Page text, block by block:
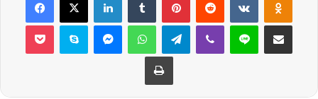
Pocket Skype MessengerWhatsAppTelegramViber Line E-Posta ile
Yazdır